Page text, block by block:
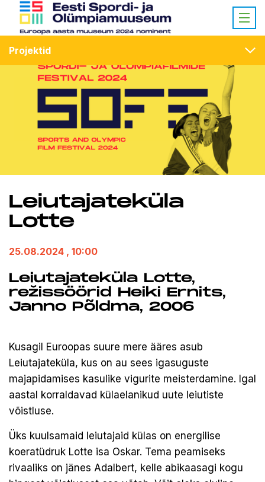
Projektid
Leiutajateküla
Lotte
25.08.2024 , 10:00
Leiutajateküla Lotte,
režissöörid Heiki Ernits,
Janno Põldma, 2006
Kusagil Euroopas suure mere ääres asub
Leiutajateküla, kus on au sees igasuguste
majapidamises kasulike vigurite meisterdamine. Igal
aastal korraldavad külaelanikud uute leiutiste
võistluse.
Üks kuulsamaid leiutajaid külas on energilise
koeratüdruk Lotte isa Oskar. Tema peamiseks
rivaaliks on jänes Adalbert, kelle abikaasagi kogu